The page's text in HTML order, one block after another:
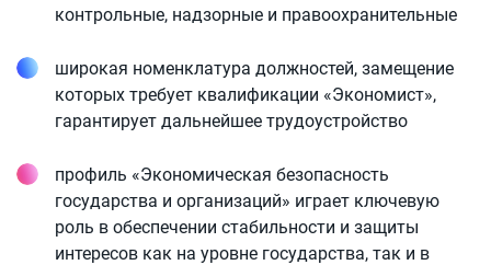
контрольные, надзорные и правоохранительные
широкая номенклатура должностей, замещение
которых требует квалификации «Экономист»,
гарантирует дальнейшее трудоустройство
профиль «Экономическая безопасность
государства и организаций» играет ключевую
роль в обеспечении стабильности и защиты
интересов как на уровне государства, так и в